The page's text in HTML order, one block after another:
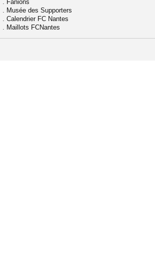
. Fanions
. Musée des Supporters
. Calendrier FC Nantes
. Maillots FCNantes